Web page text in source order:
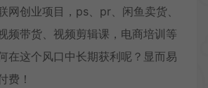
网创业项目，ps、pr、闲鱼卖货、
频带货、视频剪辑课，电商培训等
在这个风口中长期获利呢？显而易
费！